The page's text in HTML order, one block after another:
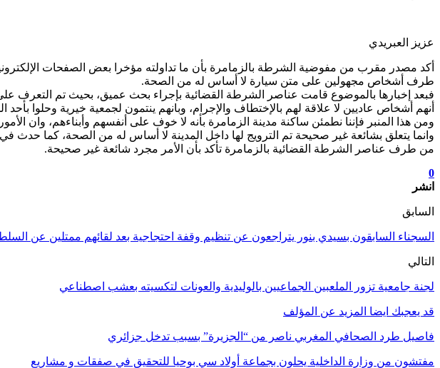
عزيز العبريدي
أكد مصدر مقرب من مفوضية الشرطة بالزمامرة بأن ما تداولته مؤخرا بعض الصفحات
طرف أشخاص مجهولين على متن سيارة لا أساس له من الصحة.
فبعد إخبارها بالموضوع قامت عناصر الشرطة القضائية بإجراء بحث عميق، بحيث تم التعرف
أنهم أشخاص عاديين لا علاقة لهم بالإختطاف والإجرام، وبانهم ينتمون لجمعية خيرية وحلوا بأحد
ومن هذا المنبر فإننا نطمئن ساكنة مدينة الزمامرة بأنه لا خوف على أنفسهم وأبناءهم، وان
وانما يتعلق بشائعة غير صحيحة تم الترويج لها داخل المدينة لا أساس له من الصحة، كما حدث
من طرف عناصر الشرطة القضائية بالزمامرة تأكد بأن الأمر مجرد شائعة غير صحيحة.
0
انشر
السابق
السجناء السابقون بسيدي بنور يتراجعون عن تنظيم وقفة احتجاجية بعد لقائهم ممتلين عن
التالي
لجنة جامعية تزور الملعبين الجماعيين بالوليدية والعونات لتكسيته بعشب اصطناعي
قد يعجبك ايضا المزيد عن المؤلف
فاصيل طرد الصحافي المغربي ناصر من “الجزيرة” بسبب تدخل جزائري
مفتشون من وزارة الداخلية يحلون بجماعة أولاد سي بوحيا للتحقيق في صفقات و مشاريع